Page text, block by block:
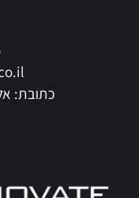
כתובת: אליהו